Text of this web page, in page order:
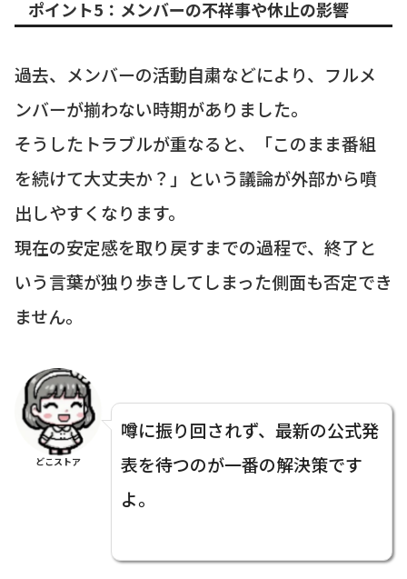
ポイント5：メンバーの不祥事や休止の影響
過去、メンバーの活動自粛などにより、フルメ
ンバーが揃わない時期がありました。
そうしたトラブルが重なると、「このまま番組
を続けて大丈夫か？」という議論が外部から噴
出しやすくなります。
現在の安定感を取り戻すまでの過程で、終了と
いう言葉が独り歩きしてしまった側面も否定でき
ません。
どこストア
噂に振り回されず、最新の公式発
表を待つのが一番の解決策です
よ。